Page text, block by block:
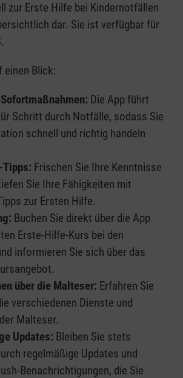
zur Erste Hilfe bei Kindernotfällen
dar. Sie ist verfügbar für
einen Blick:
Die App führt
Schritt durch Notfälle, sodass Sie
schnell und richtig handeln
Frischen Sie Ihre Kenntnisse
Sie Ihre Fähigkeiten mit
zur Ersten Hilfe.
Buchen Sie direkt über die App
Erste-Hilfe-Kurs bei den
informieren Sie sich über das
über die Malteser: Erfahren Sie
verschiedenen Dienste und
Malteser.
Updates: Bleiben Sie stets
regelmäßige Updates und
Benachrichtigungen, die Sie